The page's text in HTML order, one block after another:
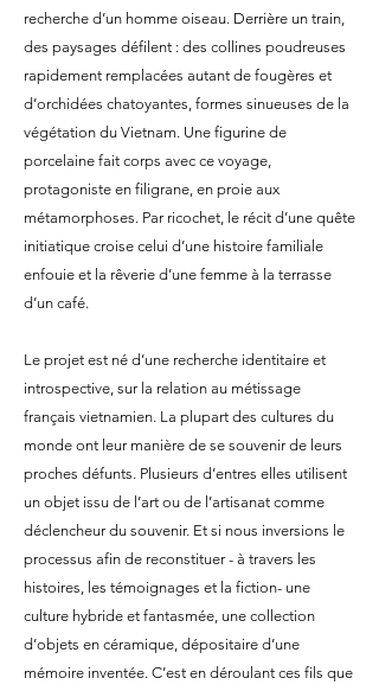
recherche d’un homme oiseau. Derrière un train,
des paysages défilent : des collines poudreuses
rapidement remplacées autant de fougères et
d’orchidées chatoyantes, formes sinueuses de la
végétation du Vietnam. Une figurine de
porcelaine fait corps avec ce voyage,
protagoniste en filigrane, en proie aux
métamorphoses. Par ricochet, le récit d’une quête
initiatique croise celui d’une histoire familiale
enfouie et la rêverie d’une femme à la terrasse
d’un café.
Le projet est né d’une recherche identitaire et
introspective, sur la relation au métissage
français vietnamien. La plupart des cultures du
monde ont leur manière de se souvenir de leurs
proches défunts. Plusieurs d’entres elles utilisent
un objet issu de l’art ou de l’artisanat comme
déclencheur du souvenir. Et si nous inversions le
processus afin de reconstituer - à travers les
histoires, les témoignages et la fiction- une
culture hybride et fantasmée, une collection
d’objets en céramique, dépositaire d’une
mémoire inventée. C’est en déroulant ces fils que